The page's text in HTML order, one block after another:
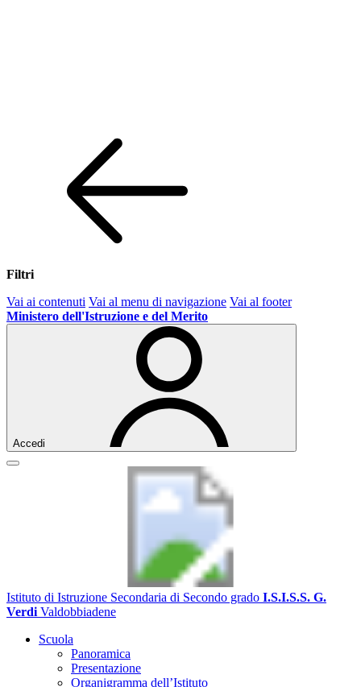
Filtri
Vai ai contenuti Vai al menu di navigazione Vai al footer
Ministero dell'Istruzione e del Merito
Accedi
Istituto di Istruzione Secondaria di Secondo grado I.S.I.S.S. G.
Verdi Valdobbiadene
Scuola
Panoramica
Presentazione
Organigramma dell’Istituto